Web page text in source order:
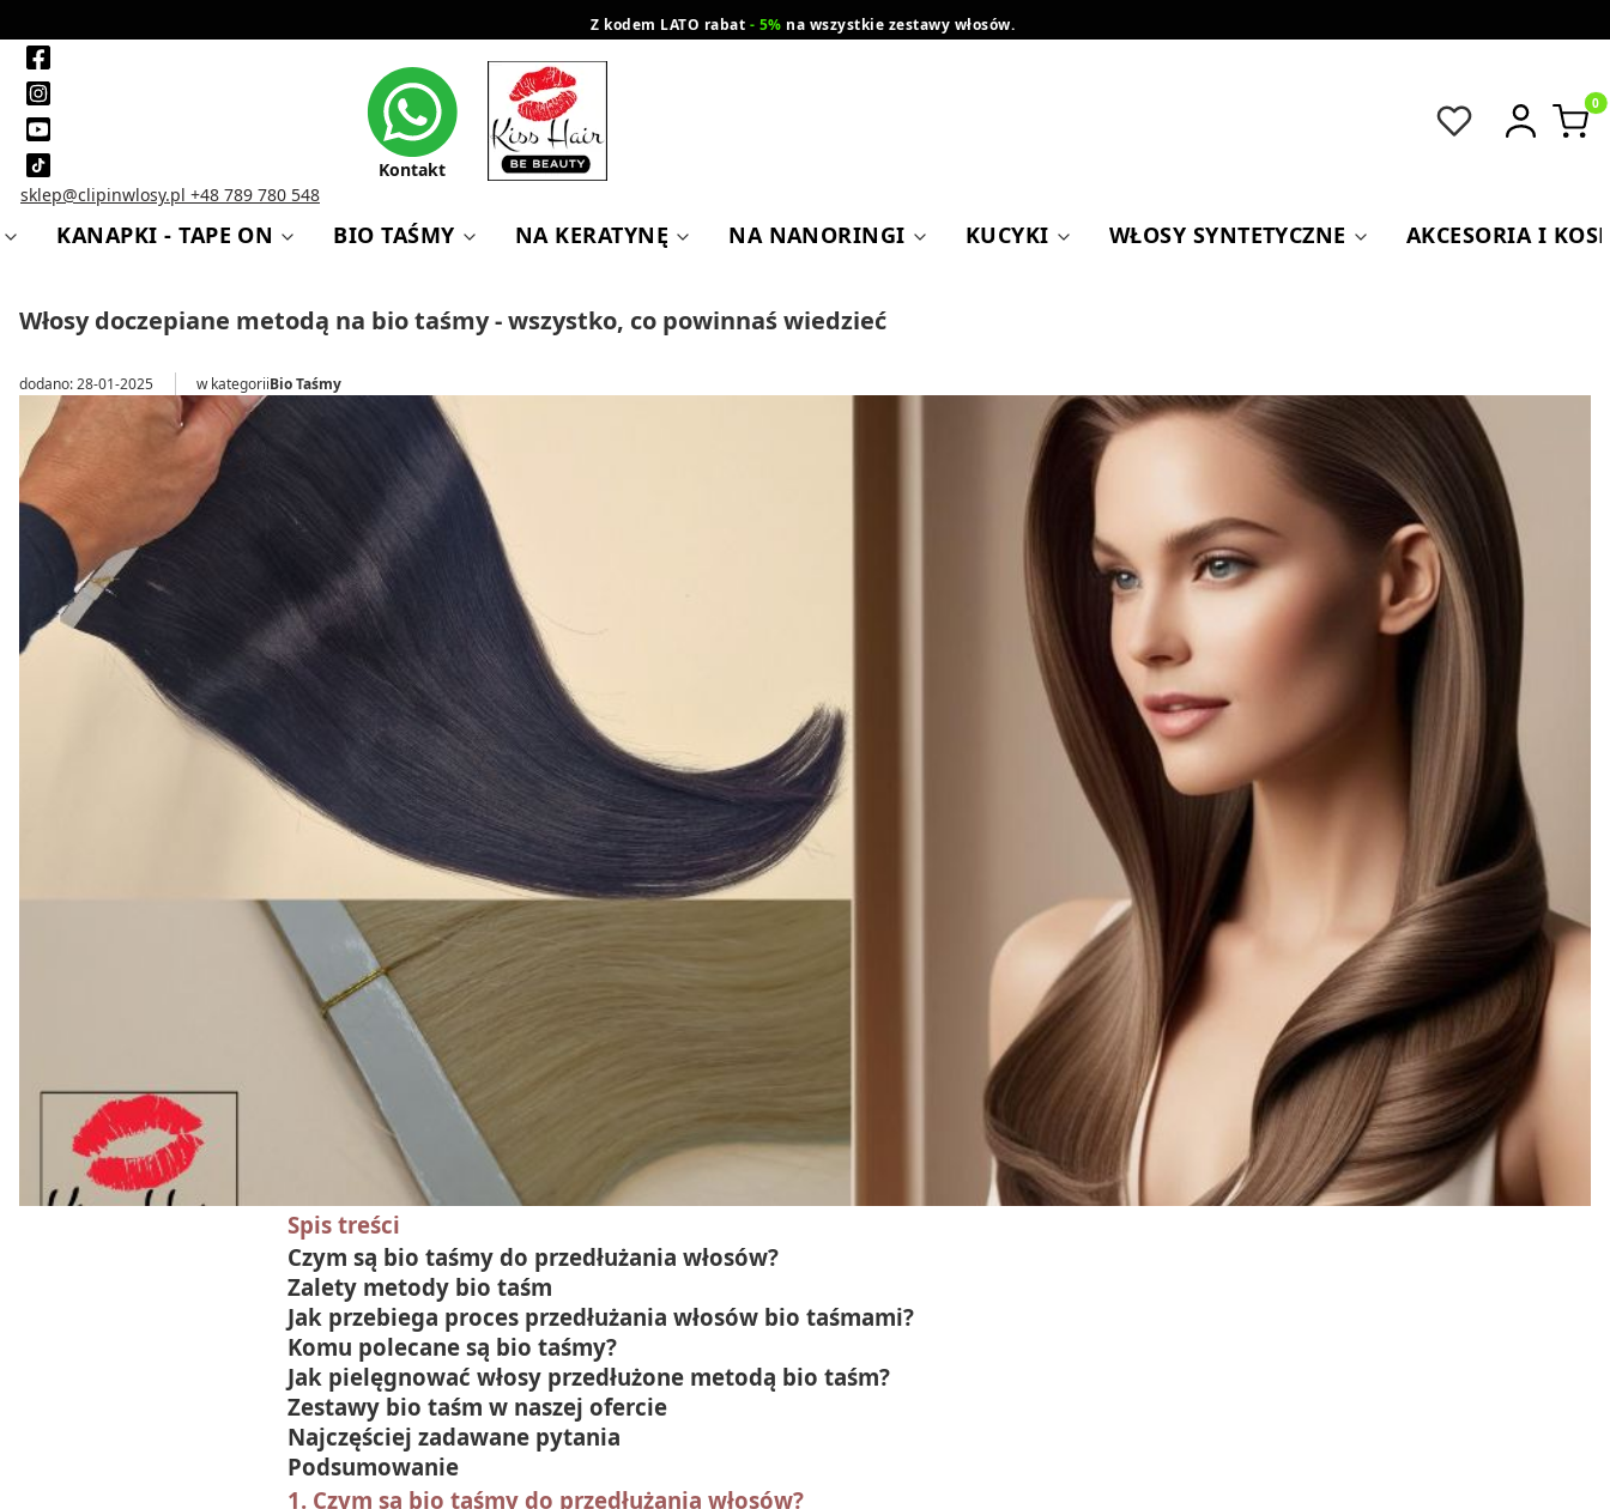
Z kodem LATO rabat - 5% na wszystkie zestawy włosów.
sklep@clipinwlosy.pl +48 789 780 548
Kontakt
KANAPKI - TAPE ON BIO TAŚMY NA KERATYNĘ NA NANORINGI KUCYKI WŁOSY SYNTETYCZNE AKCESORIA I
Włosy doczepiane metodą na bio taśmy - wszystko, co powinnaś wiedzieć
dodano: 28-01-2025 w kategoriiBio Taśmy
Spis treści
Czym są bio taśmy do przedłużania włosów?
Zalety metody bio taśm
Jak przebiega proces przedłużania włosów bio taśmami?
Komu polecane są bio taśmy?
Jak pielęgnować włosy przedłużone metodą bio taśm?
Zestawy bio taśm w naszej ofercie
Najczęściej zadawane pytania
Podsumowanie
1. Czym są bio taśmy do przedłużania włosów?